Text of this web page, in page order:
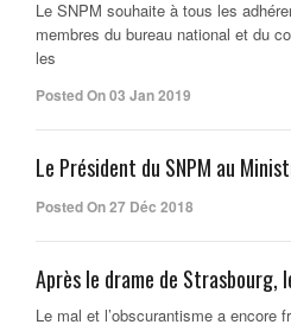
Le SNPM souhaite à tous les
membres du bureau national et du
les
Posted On 03 Jan 2019
Le Président du SNPM au
Posted On 27 Déc 2018
Après le drame de Strasbourg,
Le mal et l’obscurantisme a encore